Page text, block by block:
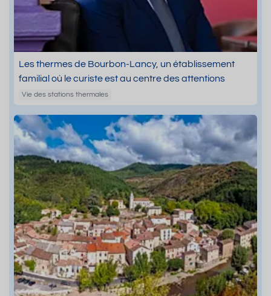
Les thermes de Bourbon-Lancy, un établissement
familial où le curiste est au centre des attentions
Vie des stations thermales